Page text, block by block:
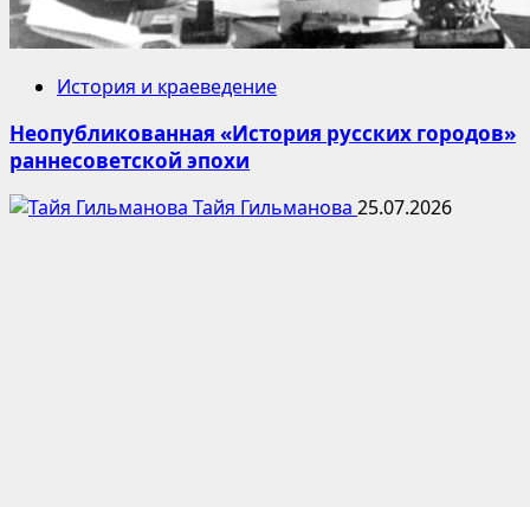
История и краеведение
Неопубликованная «История русских городов»
раннесоветской эпохи
Тайя Гильманова 25.07.2026